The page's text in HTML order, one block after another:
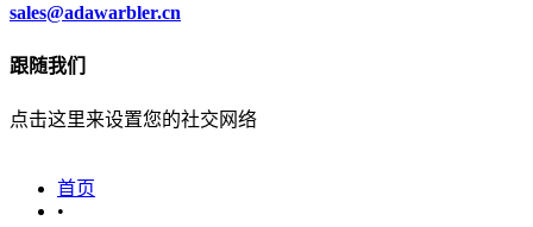
sales@adawarbler.cn
跟随我们
点击这里来设置您的社交网络
首页
•